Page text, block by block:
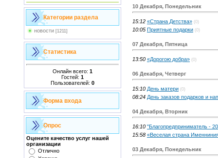
Категории раздела
новости [1211]
Статистика
Онлайн всего: 1
Гостей: 1
Пользователей: 0
Форма входа
Опрос
Оцените качество услуг нашей
организации
Отлично
10 Декабря, Понедельник
15:12 «Страна Детства» (0)
10:05 Приятные подарки (0)
07 Декабря, Пятница
13:50 «Дорогою добра» (0)
06 Декабря, Четверг
15:10 День матери (0)
08:24 День заказов подарков и
04 Декабря, Вторник
16:10 "Благопредприниматель -
15:58 «Веселая страна
03 Декабря, Понедельник